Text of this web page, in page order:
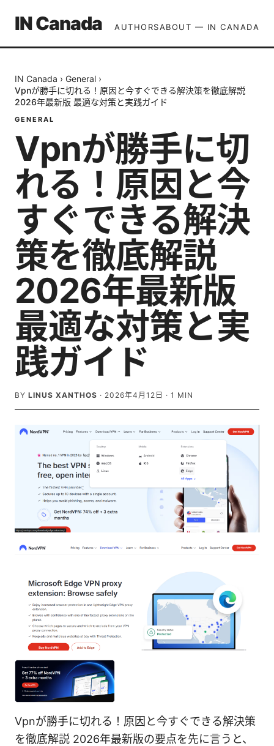
IN Canada AUTHORSABOUT — IN CANADA
IN Canada › General ›
Vpnが勝手に切れる！原因と今すぐできる解決策を徹底解説
2026年最新版 最適な対策と実践ガイド
GENERAL
Vpnが勝手に切
れる！原因と今
すぐできる解決
策を徹底解説
2026年最新版
最適な対策と実
践ガイド
BY LINUS XANTHOS · 2026年4月12日 · 1 MIN
Vpnが勝手に切れる！原因と今すぐできる解決策
を徹底解説 2026年最新版の要点を先に言うと、